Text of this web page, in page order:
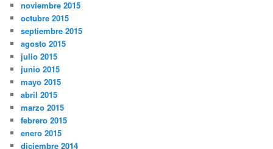
noviembre 2015
octubre 2015
septiembre 2015
agosto 2015
julio 2015
junio 2015
mayo 2015
abril 2015
marzo 2015
febrero 2015
enero 2015
diciembre 2014